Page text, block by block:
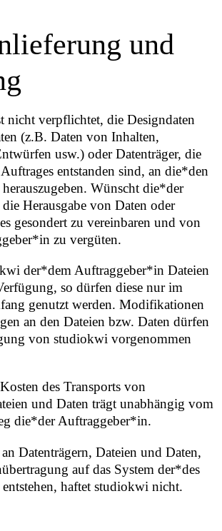
und
nicht verpflichtet, die Designdaten
(z.B. Daten von Inhalten,
usw.) oder Datenträger, die
entstanden sind, an die*den
Wünscht die*der
Herausgabe von Daten oder
gesondert zu vereinbaren und von
zu vergüten.
der*dem Auftraggeber*in Dateien
so dürfen diese nur im
genutzt werden. Modifikationen
an den Dateien bzw. Daten dürfen
von studiokwi vorgenommen
des Transports von
und Daten trägt unabhängig vom
die*der Auftraggeber*in.
Datenträgern, Dateien und Daten,
auf das System der*des
haftet studiokwi nicht.